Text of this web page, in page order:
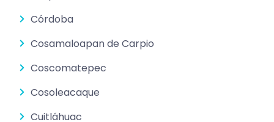
Córdoba
Cosamaloapan de Carpio
Coscomatepec
Cosoleacaque
Cuitláhuac